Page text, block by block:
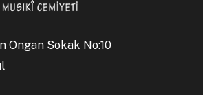
Ongan Sokak No:10